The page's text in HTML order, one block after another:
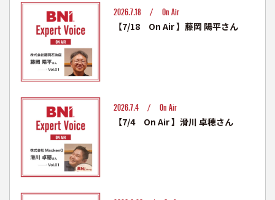
2026.7.18 /On Air
【7/18 On Air 】藤岡 陽平さん
2026.7.4 /On Air
【7/4 On Air 】滑川 卓穂さん